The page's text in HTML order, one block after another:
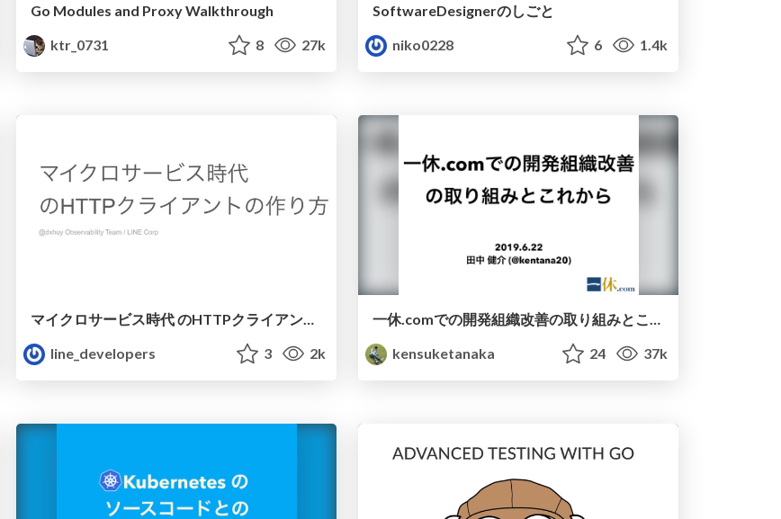
Go Modules and Proxy Walkthrough
ktr_0731
8 27k
SoftwareDesignerのしごと
niko0228
6 1.4k
マイクロサービス時代 のHTTPクライアントの作り方 / how we build our http client for microservice
line_developers
3 2k
一休.comでの開発組織改善の取り組みとこれから /improve-ikyu-devlove-x
kensuketanaka
24 37k